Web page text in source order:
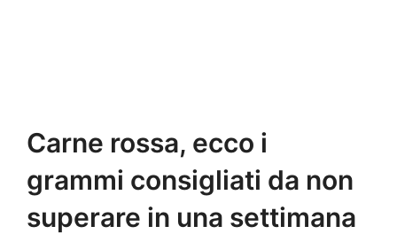
Carne rossa, ecco i
grammi consigliati da non
superare in una settimana